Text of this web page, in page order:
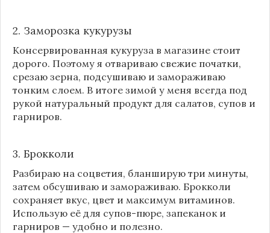
2. Заморозка кукурузы
Консервированная кукуруза в магазине стоит
дорого. Поэтому я отвариваю свежие початки,
срезаю зерна, подсушиваю и замораживаю
тонким слоем. В итоге зимой у меня всегда под
рукой натуральный продукт для салатов, супов и
гарниров.
3. Брокколи
Разбираю на соцветия, бланширую три минуты,
затем обсушиваю и замораживаю. Брокколи
сохраняет вкус, цвет и максимум витаминов.
Использую её для супов-пюре, запеканок и
гарниров — удобно и полезно.